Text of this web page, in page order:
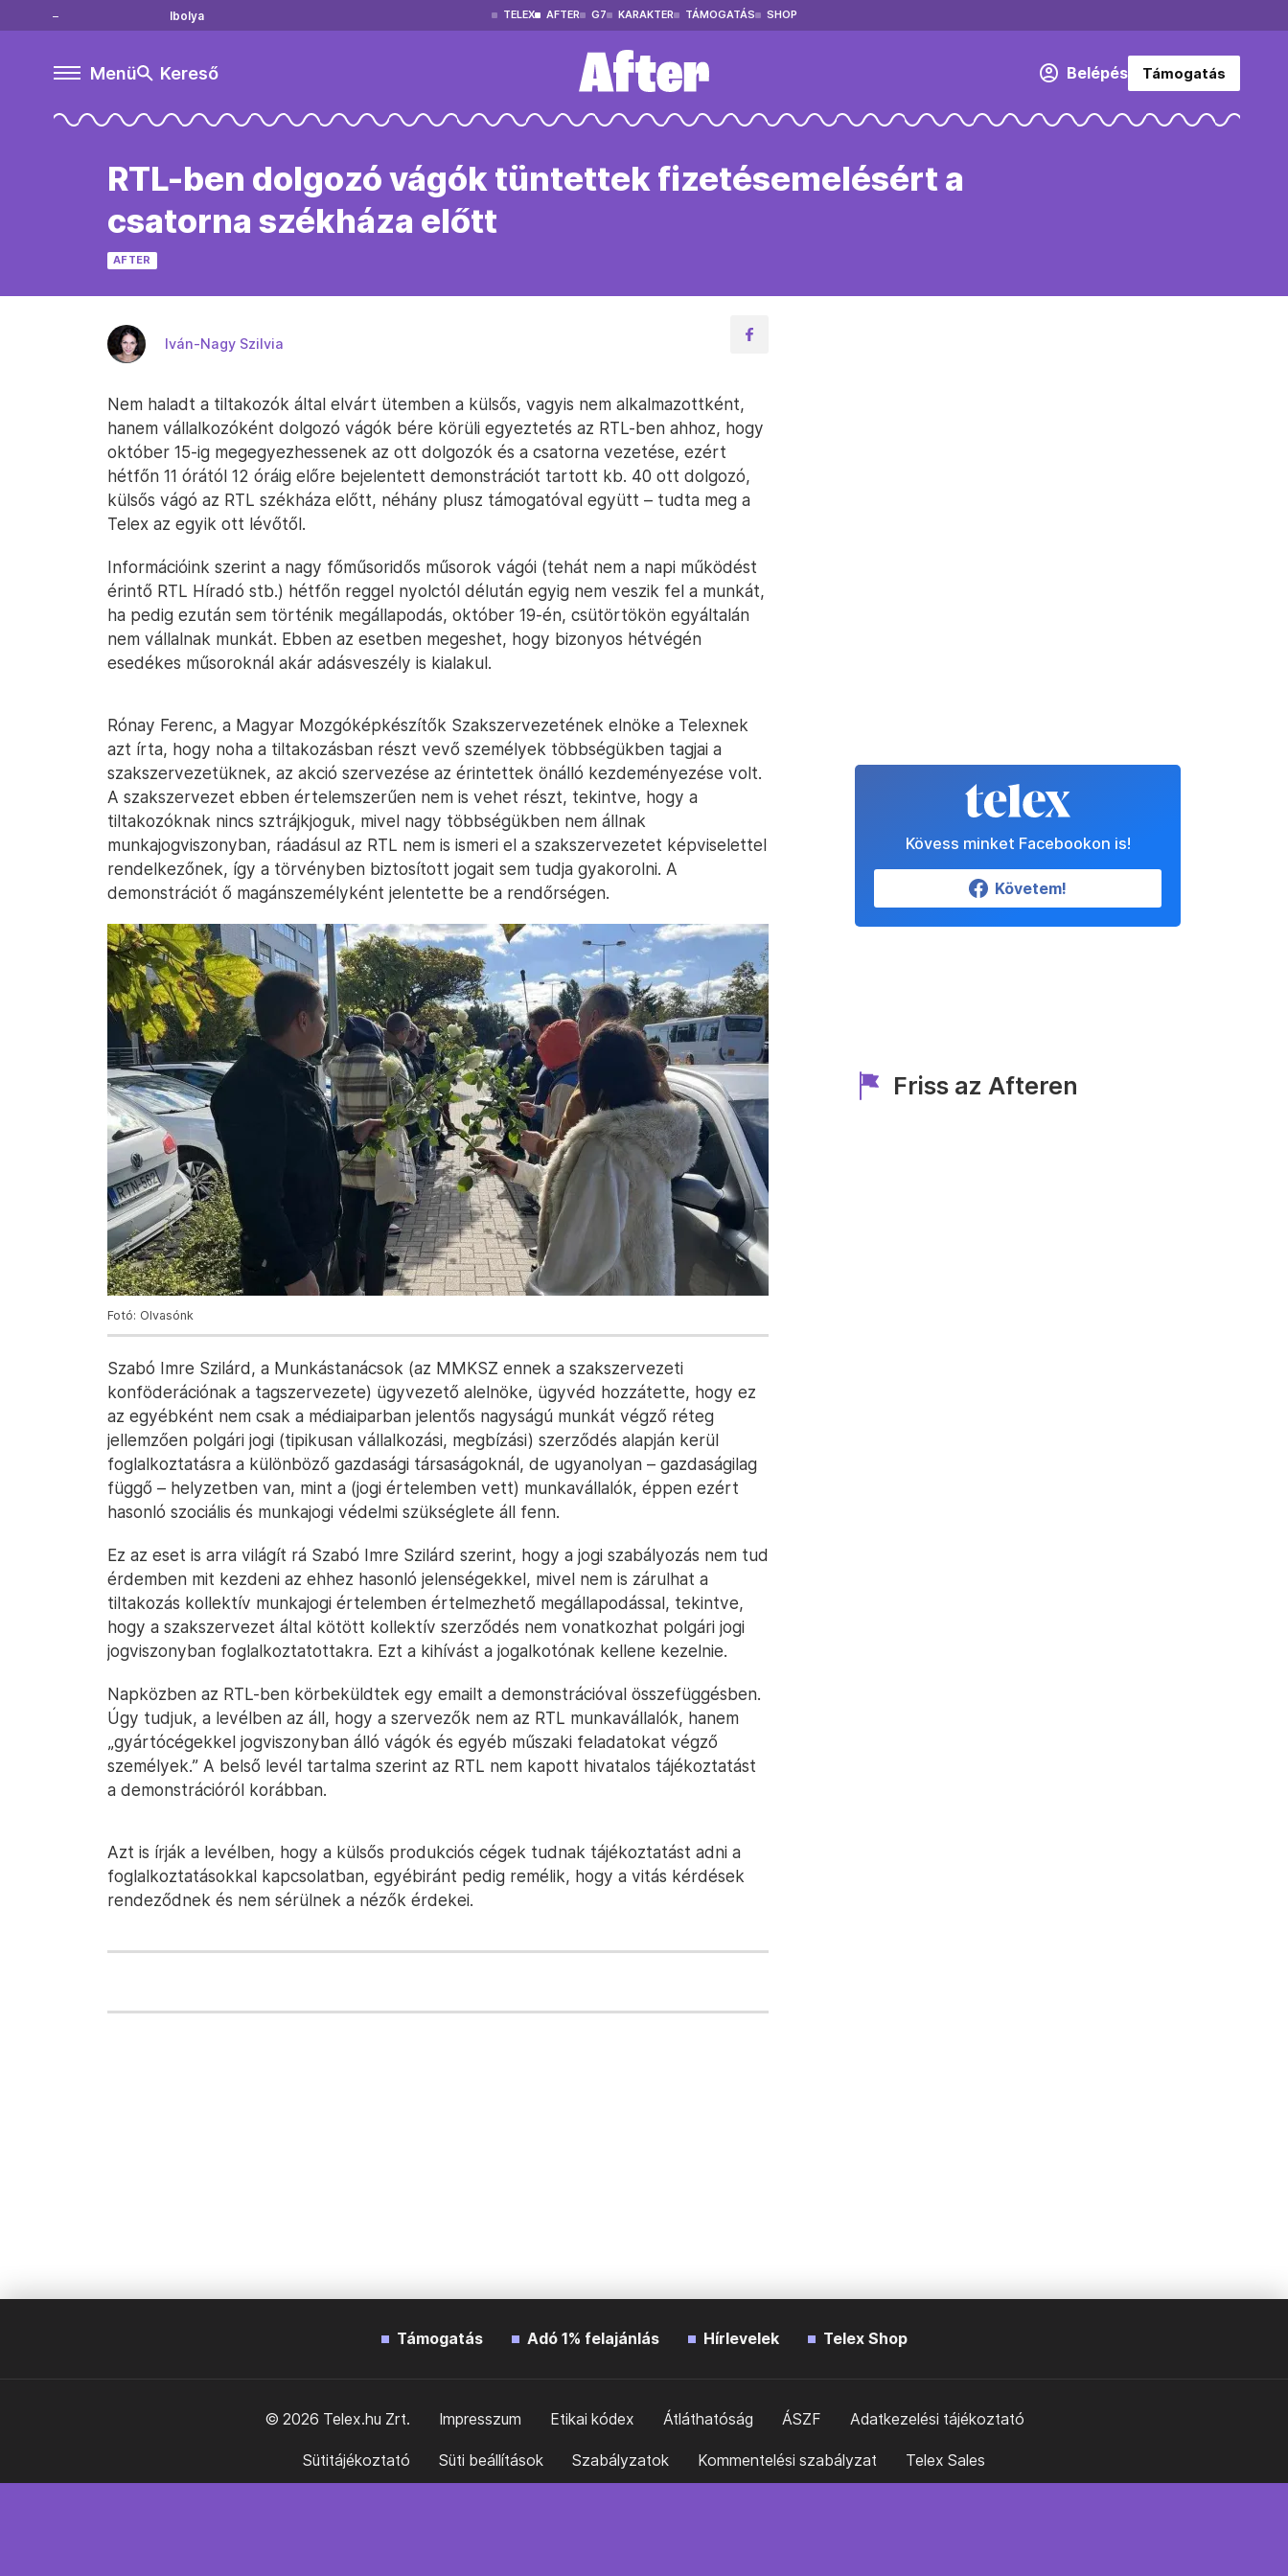
Ibolya TELEX AFTER G7 KARAKTER TÁMOGATÁS SHOP
Menü Kereső Belépés Támogatás
RTL-ben dolgozó vágók tüntettek fizetésemelésért a
csatorna székháza előtt
AFTER
Iván-Nagy Szilvia
Nem haladt a tiltakozók által elvárt ütemben a külsős, vagyis nem alkalmazottként,
hanem vállalkozóként dolgozó vágók bére körüli egyeztetés az RTL-ben ahhoz, hogy
október 15-ig megegyezhessenek az ott dolgozók és a csatorna vezetése, ezért
hétfőn 11 órától 12 óráig előre bejelentett demonstrációt tartott kb. 40 ott dolgozó,
külsős vágó az RTL székháza előtt, néhány plusz támogatóval együtt – tudta meg a
Telex az egyik ott lévőtől.
Információink szerint a nagy főműsoridős műsorok vágói (tehát nem a napi működést
érintő RTL Híradó stb.) hétfőn reggel nyolctól délután egyig nem veszik fel a munkát,
ha pedig ezután sem történik megállapodás, október 19-én, csütörtökön egyáltalán
nem vállalnak munkát. Ebben az esetben megeshet, hogy bizonyos hétvégén
esedékes műsoroknál akár adásveszély is kialakul.
Rónay Ferenc, a Magyar Mozgóképkészítők Szakszervezetének elnöke a Telexnek
azt írta, hogy noha a tiltakozásban részt vevő személyek többségükben tagjai a
szakszervezetüknek, az akció szervezése az érintettek önálló kezdeményezése volt.
A szakszervezet ebben értelemszerűen nem is vehet részt, tekintve, hogy a
tiltakozóknak nincs sztrájkjoguk, mivel nagy többségükben nem állnak
munkajogviszonyban, ráadásul az RTL nem is ismeri el a szakszervezetet képviselettel
rendelkezőnek, így a törvényben biztosított jogait sem tudja gyakorolni. A
demonstrációt ő magánszemélyként jelentette be a rendőrségen.
Fotó: Olvasónk
Szabó Imre Szilárd, a Munkástanácsok (az MMKSZ ennek a szakszervezeti
konföderációnak a tagszervezete) ügyvezető alelnöke, ügyvéd hozzátette, hogy ez
az egyébként nem csak a médiaiparban jelentős nagyságú munkát végző réteg
jellemzően polgári jogi (tipikusan vállalkozási, megbízási) szerződés alapján kerül
foglalkoztatásra a különböző gazdasági társaságoknál, de ugyanolyan – gazdaságilag
függő – helyzetben van, mint a (jogi értelemben vett) munkavállalók, éppen ezért
hasonló szociális és munkajogi védelmi szükséglete áll fenn.
Ez az eset is arra világít rá Szabó Imre Szilárd szerint, hogy a jogi szabályozás nem tud
érdemben mit kezdeni az ehhez hasonló jelenségekkel, mivel nem is zárulhat a
tiltakozás kollektív munkajogi értelemben értelmezhető megállapodással, tekintve,
hogy a szakszervezet által kötött kollektív szerződés nem vonatkozhat polgári jogi
jogviszonyban foglalkoztatottakra. Ezt a kihívást a jogalkotónak kellene kezelnie.
Napközben az RTL-ben körbeküldtek egy emailt a demonstrációval összefüggésben.
Úgy tudjuk, a levélben az áll, hogy a szervezők nem az RTL munkavállalók, hanem
„gyártócégekkel jogviszonyban álló vágók és egyéb műszaki feladatokat végző
személyek.” A belső levél tartalma szerint az RTL nem kapott hivatalos tájékoztatást
a demonstrációról korábban.
Azt is írják a levélben, hogy a külsős produkciós cégek tudnak tájékoztatást adni a
foglalkoztatásokkal kapcsolatban, egyébiránt pedig remélik, hogy a vitás kérdések
rendeződnek és nem sérülnek a nézők érdekei.
Kövess minket Facebookon is!
Követem!
Friss az Afteren
Támogatás Adó 1% felajánlás Hírlevelek Telex Shop
© 2026 Telex.hu Zrt. Impresszum Etikai kódex Átláthatóság ÁSZF Adatkezelési tájékoztató
Sütitájékoztató Süti beállítások Szabályzatok Kommentelési szabályzat Telex Sales